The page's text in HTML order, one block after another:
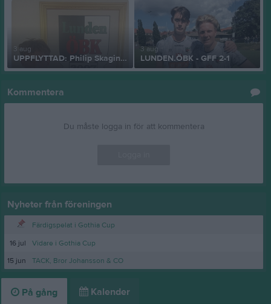
3 aug
UPPFLYTTAD: Philip Skaginger
3 aug
LUNDEN.ÖBK - GFF 2-1
Kommentera
Du måste logga in för att kommentera
Nyheter från föreningen
Färdigspelat i Gothia Cup
16 jul
Vidare i Gothia Cup
15 jun
TACK, Bror Johansson & CO
På gång Kalender